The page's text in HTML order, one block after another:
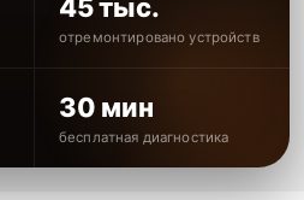
45 тыс.
отремонтировано устройств
30 мин
бесплатная диагностика